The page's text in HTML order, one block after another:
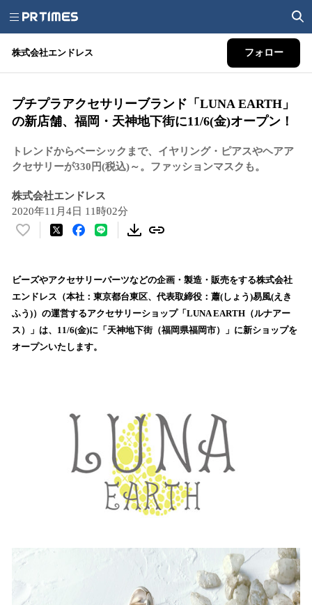
株式会社エンドレス フォロー
プチプラアクセサリーブランド「LUNA EARTH」
の新店舗、福岡・天神地下街に11/6(金)オープン！
トレンドからベーシックまで、イヤリング・ピアスやヘアア
クセサリーが330円(税込)～。ファッションマスクも。
株式会社エンドレス
2020年11月4日 11時02分
い
！
数
を
読
み
込
ビーズやアクセサリーパーツなどの企画・製造・販売をする株式会社
エンドレス（本社：東京都台東区、代表取締役：蕭(しょう)易風(えき
ふう)）の運営するアクセサリーショップ「LUNA EARTH（ルナアー
ス）」は、11/6(金)に「天神地下街（福岡県福岡市）」に新ショップを
オープンいたします。